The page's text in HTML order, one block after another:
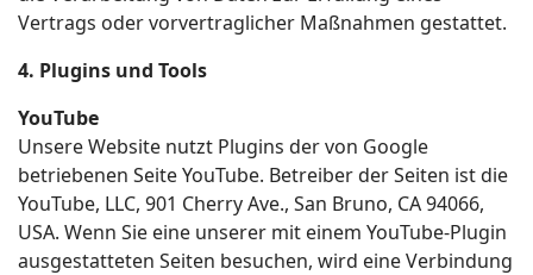
Vertrags oder vorvertraglicher Maßnahmen gestattet.
4. Plugins und Tools
YouTube
Unsere Website nutzt Plugins der von Google
betriebenen Seite YouTube. Betreiber der Seiten ist die
YouTube, LLC, 901 Cherry Ave., San Bruno, CA 94066,
USA. Wenn Sie eine unserer mit einem YouTube-Plugin
ausgestatteten Seiten besuchen, wird eine Verbindung